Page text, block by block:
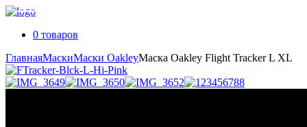
0 товаров
ГлавнаяМаскиМаски OakleyМаска Oakley Flight Tracker L XL